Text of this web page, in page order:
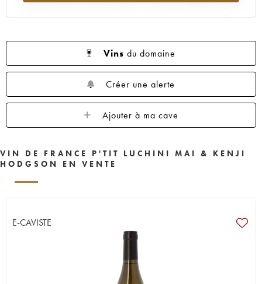
Vins du domaine
Créer une alerte
Ajouter à ma cave
VIN DE FRANCE P'TIT LUCHINI MAI & KENJI
HODGSON EN VENTE
E-CAVISTE